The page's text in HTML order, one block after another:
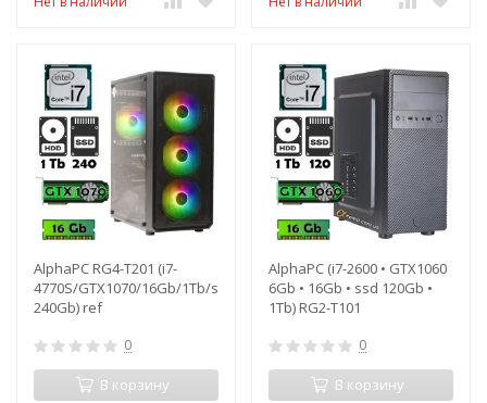
AlphaPC RG4-T201 (i7-
4770S/GTX1070/16Gb/1Tb/ssd
240Gb) ref
0
В корзину
AlphaPC (i7-2600 • GTX1060
6Gb • 16Gb • ssd 120Gb •
1Tb) RG2-T101
0
В корзину